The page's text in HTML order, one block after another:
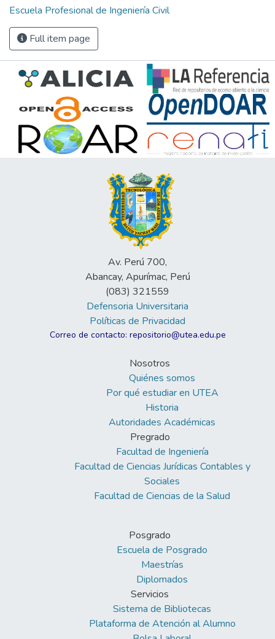
Escuela Profesional de Ingeniería Civil
Full item page
Av. Perú 700,
Abancay, Apurímac, Perú
(083) 321559
Defensoria Universitaria
Políticas de Privacidad
Correo de contacto: repositorio@utea.edu.pe
Nosotros
Quiénes somos
Por qué estudiar en UTEA
Historia
Autoridades Académicas
Pregrado
Facultad de Ingeniería
Facultad de Ciencias Jurídicas Contables y
Sociales
Facultad de Ciencias de la Salud
Posgrado
Escuela de Posgrado
Maestrías
Diplomados
Servicios
Sistema de Bibliotecas
Plataforma de Atención al Alumno